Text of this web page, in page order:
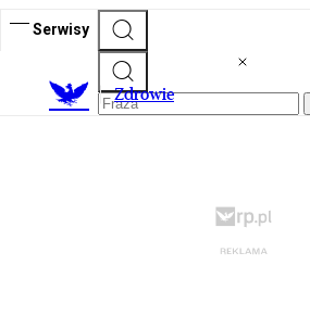
Serwisy
Zdrowie